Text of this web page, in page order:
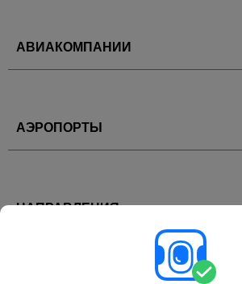
АВИАКОМПАНИИ
АЭРОПОРТЫ
НАПРАВЛЕНИЯ